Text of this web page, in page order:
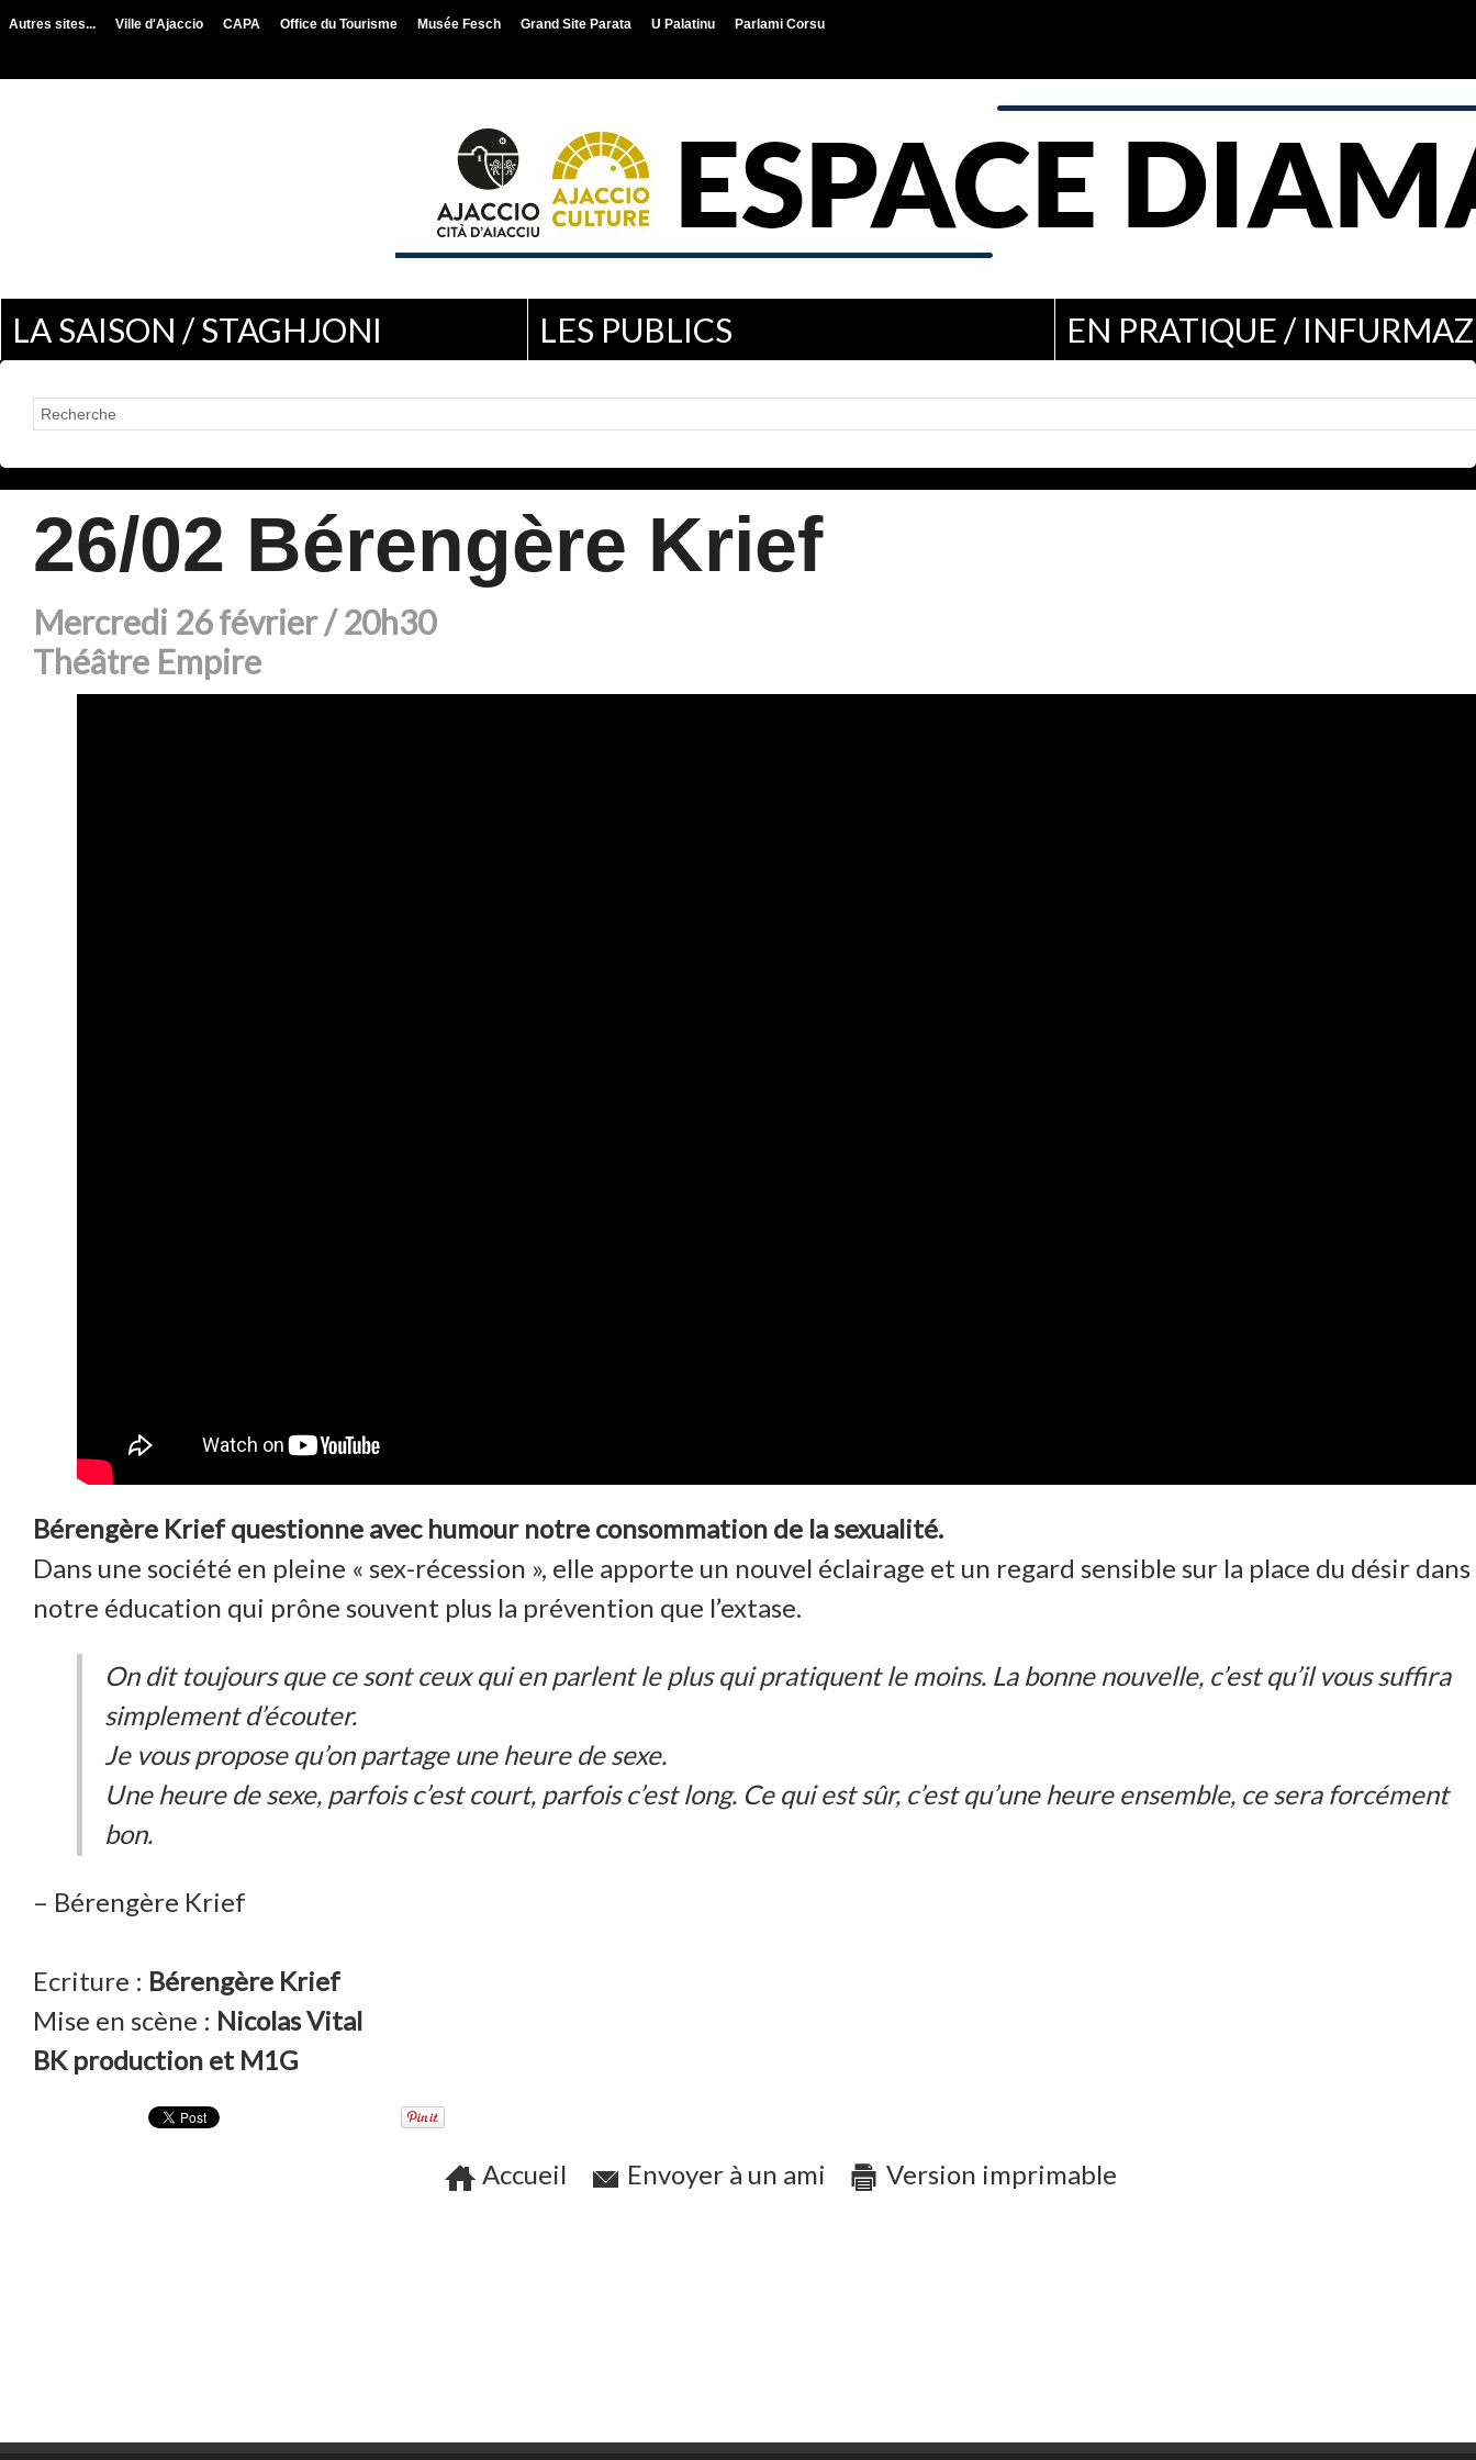
Autres sites... Ville d'Ajaccio CAPA Office du Tourisme Musée Fesch Grand Site Parata U Palatinu Parlami Corsu
LA SAISON / STAGHJONI LES PUBLICS EN PRATIQUE /
26/02 Bérengère Krief
Mercredi 26 février / 20h30
Théâtre Empire
Bérengère Krief questionne avec humour notre consommation de la sexualité.
Dans une société en pleine « sex-récession », elle apporte un nouvel éclairage et un regard sensible sur la place du désir dans
notre éducation qui prône souvent plus la prévention que l’extase.
On dit toujours que ce sont ceux qui en parlent le plus qui pratiquent le moins. La bonne nouvelle, c’est qu’il vous suffira
simplement d’écouter.
Je vous propose qu’on partage une heure de sexe.
Une heure de sexe, parfois c’est court, parfois c’est long. Ce qui est sûr, c’est qu’une heure ensemble, ce sera forcément
bon.
– Bérengère Krief
Ecriture : Bérengère Krief
Mise en scène : Nicolas Vital
BK production et M1G
Accueil Envoyer à un ami Version imprimable